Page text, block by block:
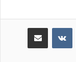
مشاركة عبر البريد